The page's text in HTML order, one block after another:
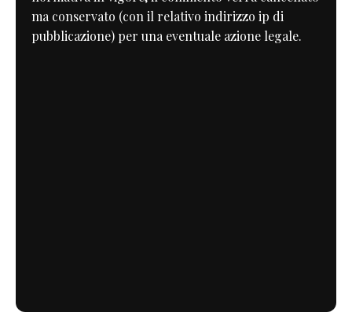
ma conservato (con il relativo indirizzo ip di
pubblicazione) per una eventuale azione legale.